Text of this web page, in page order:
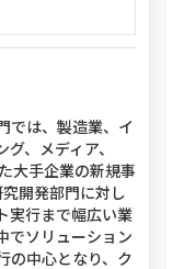
では、製造業、イ
、メディア、
大手企業の新規事
開発部門に対し
実行まで幅広い業
でソリューション
の中心となり、ク